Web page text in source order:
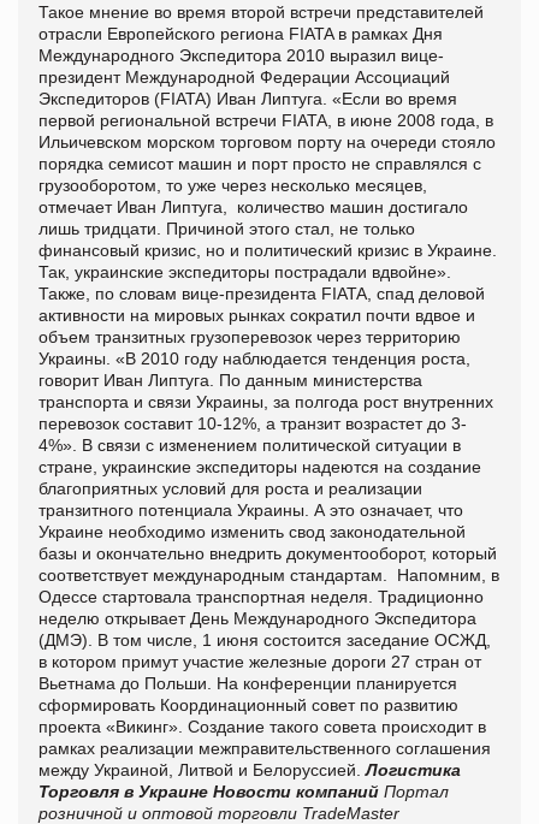
Такое мнение во время второй встречи представителей
отрасли Европейского региона FIATA в рамках Дня
Международного Экспедитора 2010 выразил вице-
президент Международной Федерации Ассоциаций
Экспедиторов (FIATA) Иван Липтуга. «Если во время
первой региональной встречи FIATA , в июне 2008 года, в
Ильичевском морском торговом порту на очереди стояло
порядка семисот машин и порт просто не справлялся с
грузооборотом, то уже через несколько месяцев,
отмечает Иван Липтуга, количество машин достигало
лишь тридцати. Причиной этого стал, не только
финансовый кризис, но и политический кризис в Украине.
Так, украинские экспедиторы пострадали вдвойне».
Также, по словам вице-президента FIATA , спад деловой
активности на мировых рынках сократил почти вдвое и
объем транзитных грузоперевозок через территорию
Украины. «В 2010 году наблюдается тенденция роста,
говорит Иван Липтуга. По данным министерства
транспорта и связи Украины, за полгода рост внутренних
перевозок составит 10-12%, а транзит возрастет до 3-
4%». В связи с изменением политической ситуации в
стране, украинские экспедиторы надеются на создание
благоприятных условий для роста и реализации
транзитного потенциала Украины. А это означает, что
Украине необходимо изменить свод законодательной
базы и окончательно внедрить документооборот, который
соответствует международным стандартам. Напомним, в
Одессе стартовала транспортная неделя. Традиционно
неделю открывает День Международного Экспедитора
(ДМЭ). В том числе, 1 июня состоится заседание ОСЖД,
в котором примут участие железные дороги 27 стран от
Вьетнама до Польши. На конференции планируется
сформировать Координационный совет по развитию
проекта «Викинг». Создание такого совета происходит в
рамках реализации межправительственного соглашения
между Украиной, Литвой и Белоруссией.Логистика
Торговля в Украине Новости компаний Портал
розничной и оптовой торговли TradeMaster